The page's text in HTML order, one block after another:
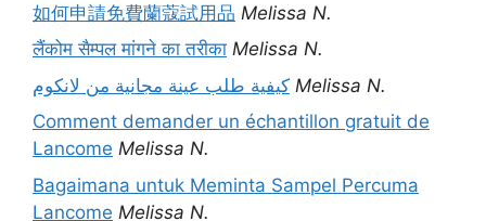
如何申請免費蘭蔻試用品 Melissa N.
लैंकोम सैम्पल मांगने का तरीका Melissa N.
كيفية طلب عينة مجانية من لانكوم Melissa N.
Comment demander un échantillon gratuit de
Lancome Melissa N.
Bagaimana untuk Meminta Sampel Percuma
Lancome Melissa N.